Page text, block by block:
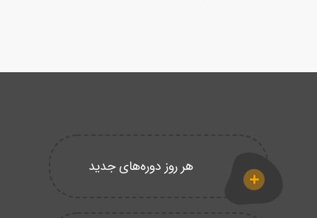
هر روز دوره‌های جدید